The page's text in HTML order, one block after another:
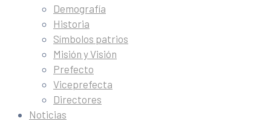
Demografía
Historia
Símbolos patrios
Misión y Visión
Prefecto
Viceprefecta
Directores
Noticias